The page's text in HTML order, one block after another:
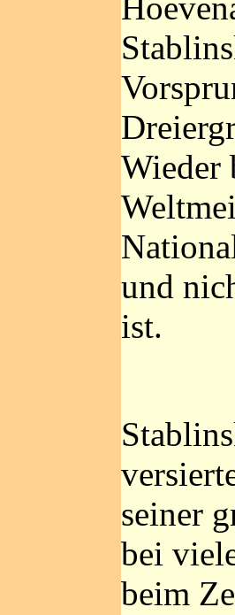
Wieder
und
ist.
seiner
bei
beim